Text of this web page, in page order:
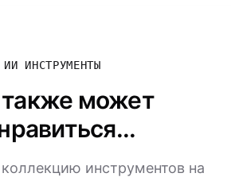
ИИ ИНСТРУМЕНТЫ
может
инструментов на